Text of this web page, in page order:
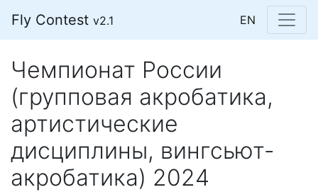
Fly Contest v2.1 EN
Чемпионат России
(групповая акробатика,
артистические
дисциплины, вингсьют-
акробатика) 2024